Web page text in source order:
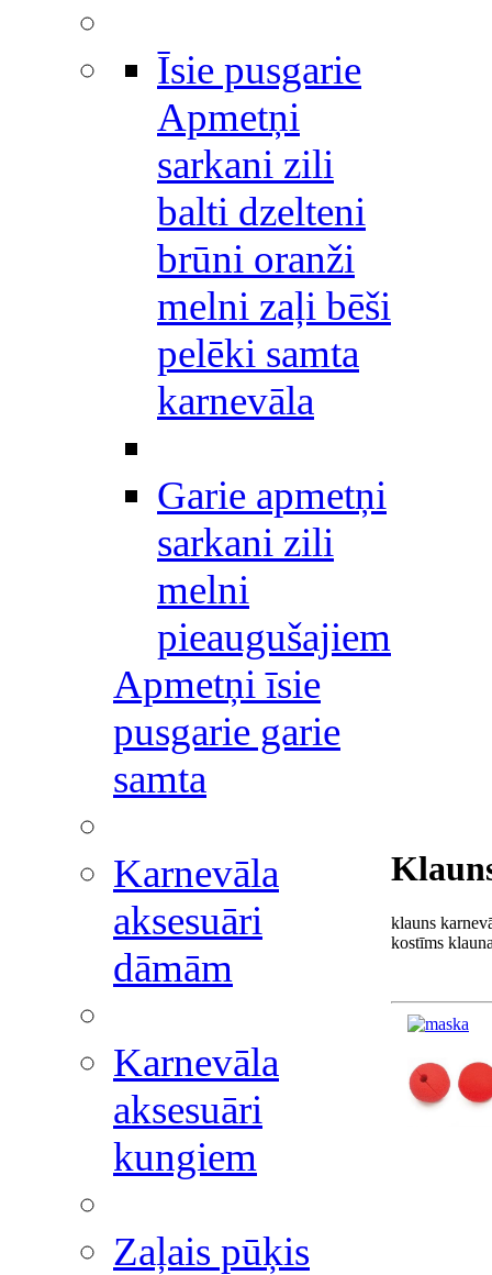
Īsie pusgarie
Apmetņi
sarkani zili
balti dzelteni
brūni oranži
melni zaļi bēši
pelēki samta
karnevāla
Garie apmetņi
sarkani zili
melni
pieaugušajiem
Apmetņi īsie
pusgarie garie
samta
Karnevāla
aksesuāri
dāmām
Karnevāla
aksesuāri
kungiem
Zaļais pūķis
klauns
kostīms